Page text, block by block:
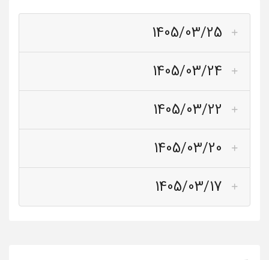
1405/03/25
1405/03/24
1405/03/22
1405/03/20
1405/03/17